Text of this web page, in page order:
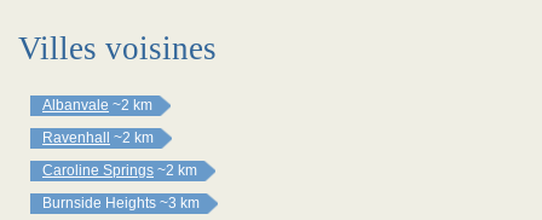
Villes voisines
Albanvale ~2 km
Ravenhall
~2 km
Caroline Springs ~2 km
Burnside Heights ~3 km